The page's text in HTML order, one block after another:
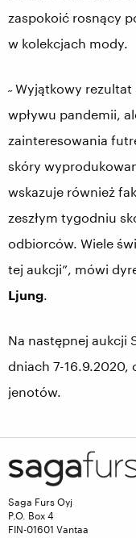
zaspokoić rosnący
w kolekcjach mody.
˶ Wyjątkowy
wpływu pandemii,
zainteresowania
skóry
wskazuje również
zeszłym tygodniu
odbiorców. Wiele
tej aukcji”, mówi
Ljung.
Na następnej aukcji
dniach 7-16.9.2020,
jenotów.
Saga Furs Oyj
P.O. Box 4
FIN-01601 Vantaa